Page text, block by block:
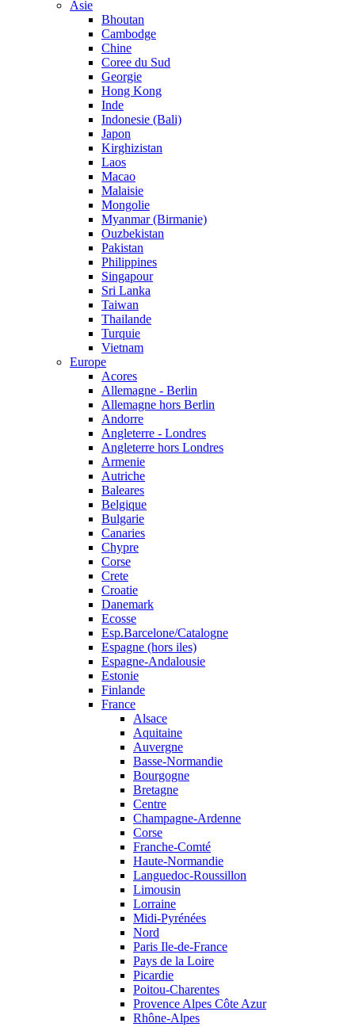
Asie
Bhoutan
Cambodge
Chine
Coree du Sud
Georgie
Hong Kong
Inde
Indonesie (Bali)
Japon
Kirghizistan
Laos
Macao
Malaisie
Mongolie
Myanmar (Birmanie)
Ouzbekistan
Pakistan
Philippines
Singapour
Sri Lanka
Taiwan
Thailande
Turquie
Vietnam
Europe
Acores
Allemagne - Berlin
Allemagne hors Berlin
Andorre
Angleterre - Londres
Angleterre hors Londres
Armenie
Autriche
Baleares
Belgique
Bulgarie
Canaries
Chypre
Corse
Crete
Croatie
Danemark
Ecosse
Esp.Barcelone/Catalogne
Espagne (hors iles)
Espagne-Andalousie
Estonie
Finlande
France
Alsace
Aquitaine
Auvergne
Basse-Normandie
Bourgogne
Bretagne
Centre
Champagne-Ardenne
Corse
Franche-Comté
Haute-Normandie
Languedoc-Roussillon
Limousin
Lorraine
Midi-Pyrénées
Nord
Paris Ile-de-France
Pays de la Loire
Picardie
Poitou-Charentes
Provence Alpes Côte Azur
Rhône-Alpes